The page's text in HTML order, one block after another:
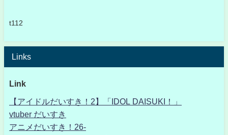
t112
Links
Link
【アイドルだいすき！2】「IDOL DAISUKI！」
vtuber だいすき
アニメだいすき！26-